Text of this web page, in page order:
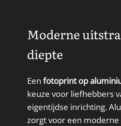
Moderne
diepte
Een fotoprint op
keuze voor liefhebbers
eigentijdse inrichting.
zorgt voor een moderne